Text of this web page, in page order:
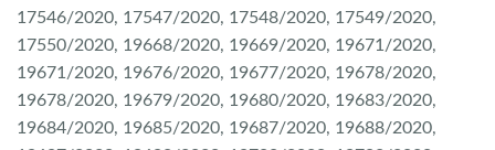
17546/2020, 17547/2020, 17548/2020, 17549/2020,
17550/2020, 19668/2020, 19669/2020, 19671/2020,
19671/2020, 19676/2020, 19677/2020, 19678/2020,
19678/2020, 19679/2020, 19680/2020, 19683/2020,
19684/2020, 19685/2020, 19687/2020, 19688/2020,